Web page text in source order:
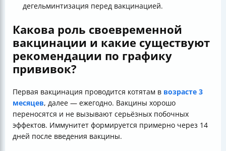
дегельминтизация перед вакцинацией.
Какова роль своевременной
вакцинации и какие существуют
рекомендации по графику
прививок?
Первая вакцинация проводится котятам в возрасте 3
месяцев, далее — ежегодно. Вакцины хорошо
переносятся и не вызывают серьёзных побочных
эффектов. Иммунитет формируется примерно через 14
дней после введения вакцины.